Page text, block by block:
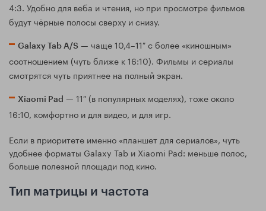
4:3. Удобно для веба и чтения, но при просмотре фильмов
будут чёрные полосы сверху и снизу.
Galaxy Tab A/S — чаще 10,4–11″ с более «киношным»
соотношением (чуть ближе к 16:10). Фильмы и сериалы
смотрятся чуть приятнее на полный экран.
Xiaomi Pad — 11″ (в популярных моделях), тоже около
16:10, комфортно и для видео, и для игр.
Если в приоритете именно «планшет для сериалов», чуть
удобнее форматы Galaxy Tab и Xiaomi Pad: меньше полос,
больше полезной площади под кино.
Тип матрицы и частота